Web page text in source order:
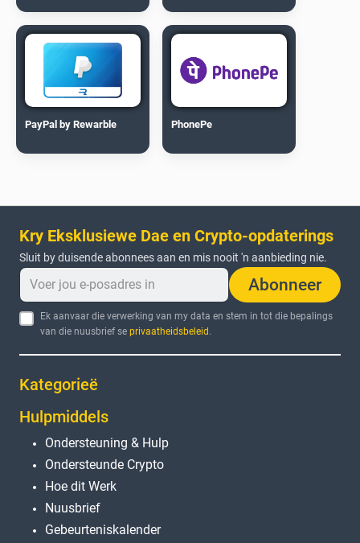
PayPal by Rewarble PhonePe
Kry Eksklusiewe Dae en Crypto-opdaterings
Sluit by duisende abonnees aan en mis nooit 'n aanbieding nie.
Abonneer
Ek aanvaar die verwerking van my data en stem in tot die bepalings
van die nuusbrief seprivaatheidsbeleid.
Kategorieë
Hulpmiddels
Ondersteuning & Hulp
Ondersteunde Crypto
Hoe dit Werk
Nuusbrief
Gebeurteniskalender